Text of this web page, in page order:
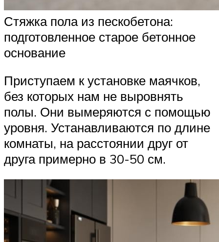
Стяжка пола из пескобетона:
подготовленное старое бетонное
основание
Приступаем к установке маячков,
без которых нам не выровнять
полы. Они вымеряются с помощью
уровня. Устанавливаются по длине
комнаты, на расстоянии друг от
друга примерно в 30-50 см.